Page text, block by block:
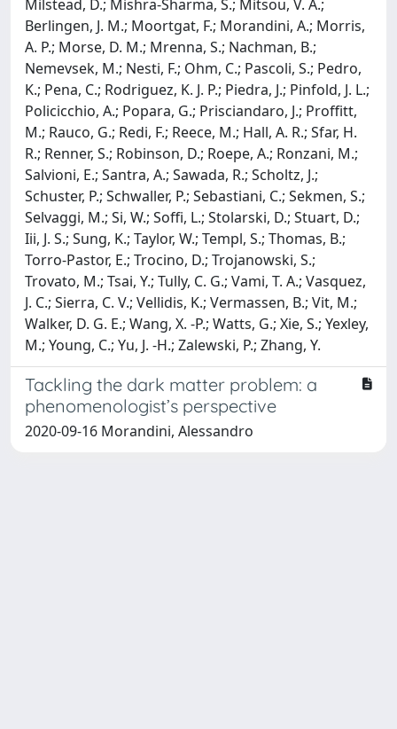
Milstead, D.; Mishra-Sharma, S.; Mitsou, V. A.;
Berlingen, J. M.; Moortgat, F.; Morandini, A.; Morris,
A. P.; Morse, D. M.; Mrenna, S.; Nachman, B.;
Nemevsek, M.; Nesti, F.; Ohm, C.; Pascoli, S.; Pedro,
K.; Pena, C.; Rodriguez, K. J. P.; Piedra, J.; Pinfold, J. L.;
Policicchio, A.; Popara, G.; Prisciandaro, J.; Proffitt,
M.; Rauco, G.; Redi, F.; Reece, M.; Hall, A. R.; Sfar, H.
R.; Renner, S.; Robinson, D.; Roepe, A.; Ronzani, M.;
Salvioni, E.; Santra, A.; Sawada, R.; Scholtz, J.;
Schuster, P.; Schwaller, P.; Sebastiani, C.; Sekmen, S.;
Selvaggi, M.; Si, W.; Soffi, L.; Stolarski, D.; Stuart, D.;
Iii, J. S.; Sung, K.; Taylor, W.; Templ, S.; Thomas, B.;
Torro-Pastor, E.; Trocino, D.; Trojanowski, S.;
Trovato, M.; Tsai, Y.; Tully, C. G.; Vami, T. A.; Vasquez,
J. C.; Sierra, C. V.; Vellidis, K.; Vermassen, B.; Vit, M.;
Walker, D. G. E.; Wang, X. -P.; Watts, G.; Xie, S.; Yexley,
M.; Young, C.; Yu, J. -H.; Zalewski, P.; Zhang, Y.
Tackling the dark matter problem: a
phenomenologist’s perspective
2020-09-16 Morandini, Alessandro